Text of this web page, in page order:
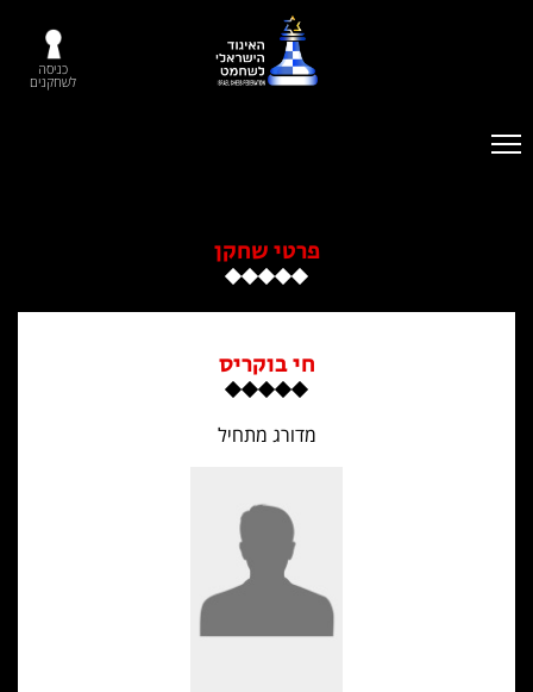
כניסה
לשחקנים
פרטי שחקן
חי בוקריס
מדורג מתחיל